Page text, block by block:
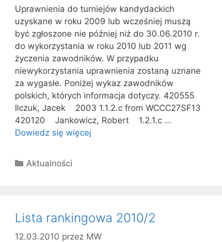
Uprawnienia do turniejów kandydackich
uzyskane w roku 2009 lub wcześniej muszą
być zgłoszone nie później niż do 30.06.2010 r.
do wykorzystania w roku 2010 lub 2011 wg
życzenia zawodników. W przypadku
niewykorzystania uprawnienia zostaną uznane
za wygasłe. Poniżej wykaz zawodników
polskich, których informacja dotyczy. 420555
Ilczuk, Jacek 2003 1.1.2.c from WCCC27SF13
420120 Jankowicz, Robert 1.2.1.c …
Dowiedz się więcej
Kategorie
Aktualności
Lista rankingowa 2010/2
12.03.2010 przez MW